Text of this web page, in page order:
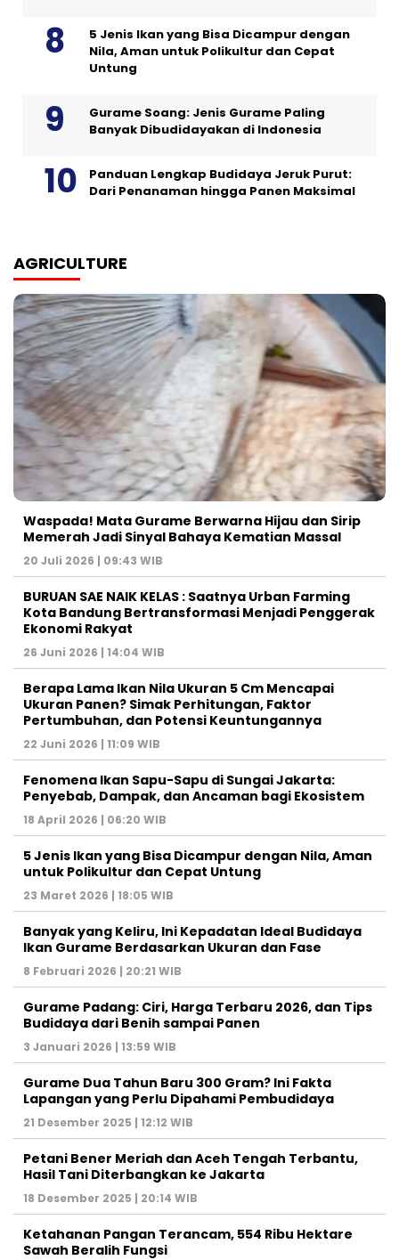
5 Jenis Ikan yang Bisa Dicampur dengan
Nila, Aman untuk Polikultur dan Cepat
Untung
Gurame Soang: Jenis Gurame Paling
Banyak Dibudidayakan di Indonesia
Panduan Lengkap Budidaya Jeruk Purut:
Dari Penanaman hingga Panen Maksimal
AGRICULTURE
Waspada! Mata Gurame Berwarna Hijau dan Sirip
Memerah Jadi Sinyal Bahaya Kematian Massal
20 Juli 2026 | 09:43 WIB
BURUAN SAE NAIK KELAS : Saatnya Urban Farming
Kota Bandung Bertransformasi Menjadi Penggerak
Ekonomi Rakyat
26 Juni 2026 | 14:04 WIB
Berapa Lama Ikan Nila Ukuran 5 Cm Mencapai
Ukuran Panen? Simak Perhitungan, Faktor
Pertumbuhan, dan Potensi Keuntungannya
22 Juni 2026 | 11:09 WIB
Fenomena Ikan Sapu-Sapu di Sungai Jakarta:
Penyebab, Dampak, dan Ancaman bagi Ekosistem
18 April 2026 | 06:20 WIB
5 Jenis Ikan yang Bisa Dicampur dengan Nila, Aman
untuk Polikultur dan Cepat Untung
23 Maret 2026 | 18:05 WIB
Banyak yang Keliru, Ini Kepadatan Ideal Budidaya
Ikan Gurame Berdasarkan Ukuran dan Fase
8 Februari 2026 | 20:21 WIB
Gurame Padang: Ciri, Harga Terbaru 2026, dan Tips
Budidaya dari Benih sampai Panen
3 Januari 2026 | 13:59 WIB
Gurame Dua Tahun Baru 300 Gram? Ini Fakta
Lapangan yang Perlu Dipahami Pembudidaya
21 Desember 2025 | 12:12 WIB
Petani Bener Meriah dan Aceh Tengah Terbantu,
Hasil Tani Diterbangkan ke Jakarta
18 Desember 2025 | 20:14 WIB
Ketahanan Pangan Terancam, 554 Ribu Hektare
Sawah Beralih Fungsi